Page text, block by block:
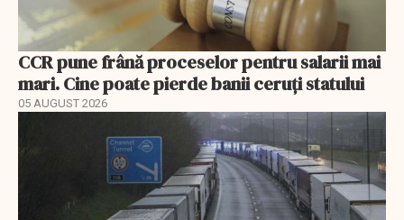
CCR pune frână proceselor pentru salarii mai
mari. Cine poate pierde banii ceruți statului
05 AUGUST 2026